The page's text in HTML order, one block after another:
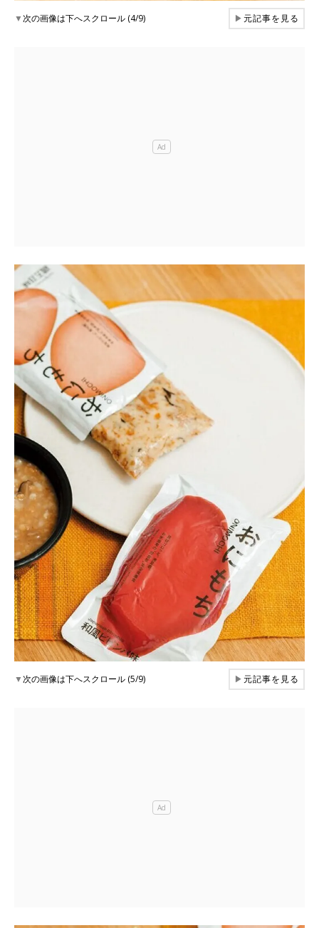
▼次の画像は下へスクロール (4/9) ▶元記事を見る
▼次の画像は下へスクロール (5/9) ▶元記事を見る